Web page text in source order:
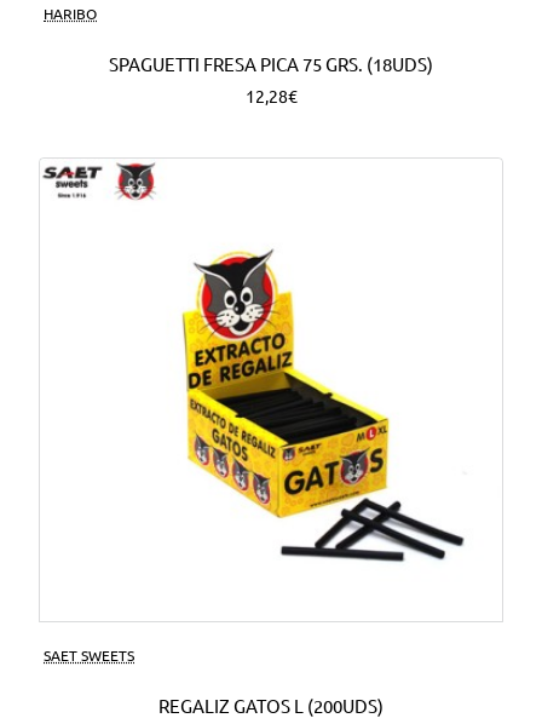
HARIBO
SPAGUETTI FRESA PICA 75 GRS. (18UDS)
12,28€
SAET SWEETS
REGALIZ GATOS L (200UDS)